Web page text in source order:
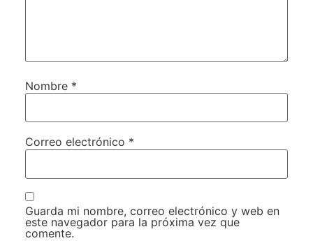
Nombre *
Correo electrónico *
Guarda mi nombre, correo electrónico y web en
este navegador para la próxima vez que
comente.